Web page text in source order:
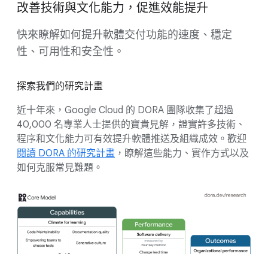
改善技術與文化能力，促進效能提升
快來瞭解如何提升軟體交付功能的速度、穩定
性、可用性和安全性。
探索我們的研究計畫
近十年來，Google Cloud 的 DORA 團隊收集了超過
40,000 名專業人士提供的寶貴見解，證實許多技術、
程序和文化能力可有效提升軟體推送及組織成效。歡迎
閱讀 DORA 的研究計畫 ，瞭解這些能力、實作方式以及
如何克服常見難題。